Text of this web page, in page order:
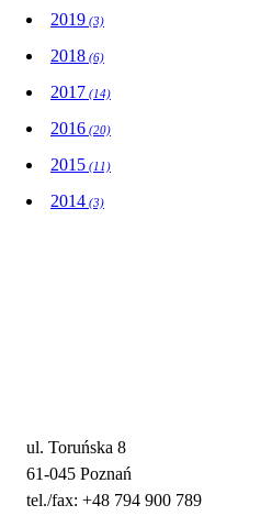
2019 (3)
2018 (6)
2017 (14)
2016 (20)
2015 (11)
2014 (3)
ul. Toruńska 8
61-045 Poznań
tel./fax: +48 794 900 789